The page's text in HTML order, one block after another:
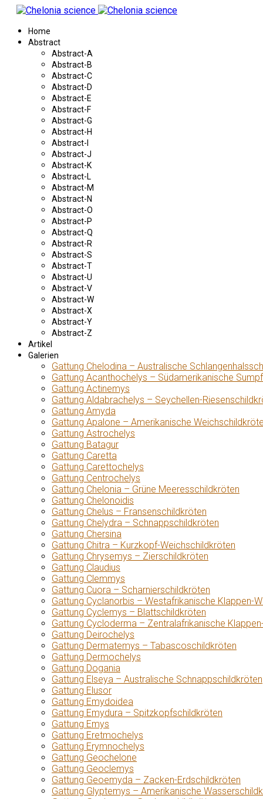
Home
Abstract
Abstract-A
Abstract-B
Abstract-C
Abstract-D
Abstract-E
Abstract-F
Abstract-G
Abstract-H
Abstract-I
Abstract-J
Abstract-K
Abstract-L
Abstract-M
Abstract-N
Abstract-O
Abstract-P
Abstract-Q
Abstract-R
Abstract-S
Abstract-T
Abstract-U
Abstract-V
Abstract-W
Abstract-X
Abstract-Y
Abstract-Z
Artikel
Galerien
Gattung Chelodina – Australische
Gattung Acanthochelys – Südamerikanische
Gattung Actinemys
Gattung Aldabrachelys – Seychellen-
Gattung Amyda
Gattung Apalone – Amerikanische
Gattung Astrochelys
Gattung Batagur
Gattung Caretta
Gattung Carettochelys
Gattung Centrochelys
Gattung Chelonia – Grüne Meeresschildkröten
Gattung Chelonoidis
Gattung Chelus – Fransenschildkröten
Gattung Chelydra – Schnappschildkröten
Gattung Chersina
Gattung Chitra – Kurzkopf-Weichschildkröten
Gattung Chrysemys – Zierschildkröten
Gattung Claudius
Gattung Clemmys
Gattung Cuora – Scharnierschildkröten
Gattung Cyclanorbis – Westafrikanische Klappen-
Gattung Cyclemys – Blattschildkröten
Gattung Cycloderma – Zentralafrikanische
Gattung Deirochelys
Gattung Dermatemys – Tabascoschildkröten
Gattung Dermochelys
Gattung Dogania
Gattung Elseya – Australische Schnappschildkröten
Gattung Elusor
Gattung Emydoidea
Gattung Emydura – Spitzkopfschildkröten
Gattung Emys
Gattung Eretmochelys
Gattung Erymnochelys
Gattung Geochelone
Gattung Geoclemys
Gattung Geoemyda – Zacken-Erdschildkröten
Gattung Glyptemys – Amerikanische